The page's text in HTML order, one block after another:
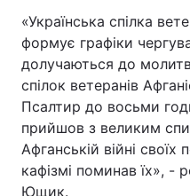
«Українська спілка
формує графіки
долучаються до
спілок ветеранів
Псалтир до восьми
прийшов з великим
Афганській війні своїх
кафізмі поминав їх», -
Ющик.